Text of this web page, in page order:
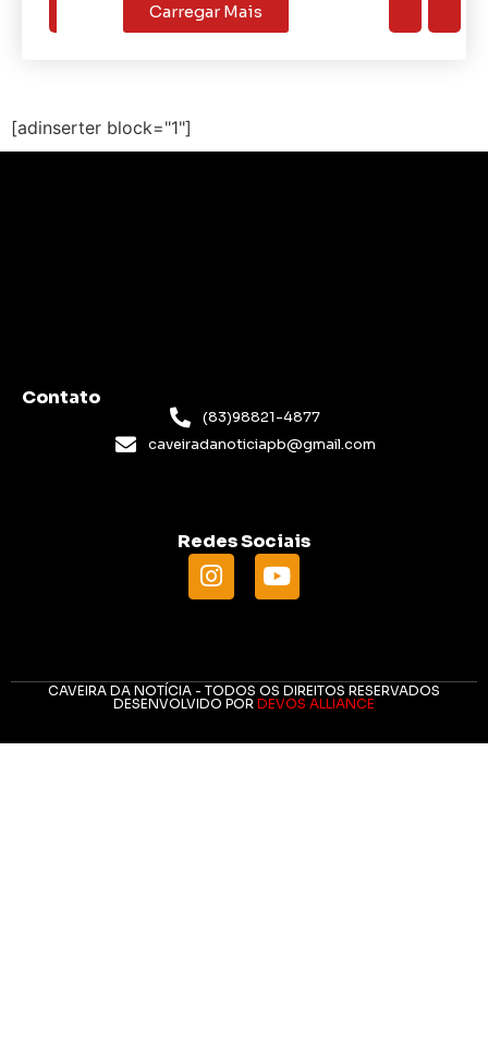
Carregar Mais
[adinserter block="1"]
Contato
(83)98821-4877
caveiradanoticiapb@gmail.com
Redes Sociais
CAVEIRA DA NOTÍCIA - TODOS OS DIREITOS RESERVADOS
DESENVOLVIDO POR DEVOS ALLIANCE